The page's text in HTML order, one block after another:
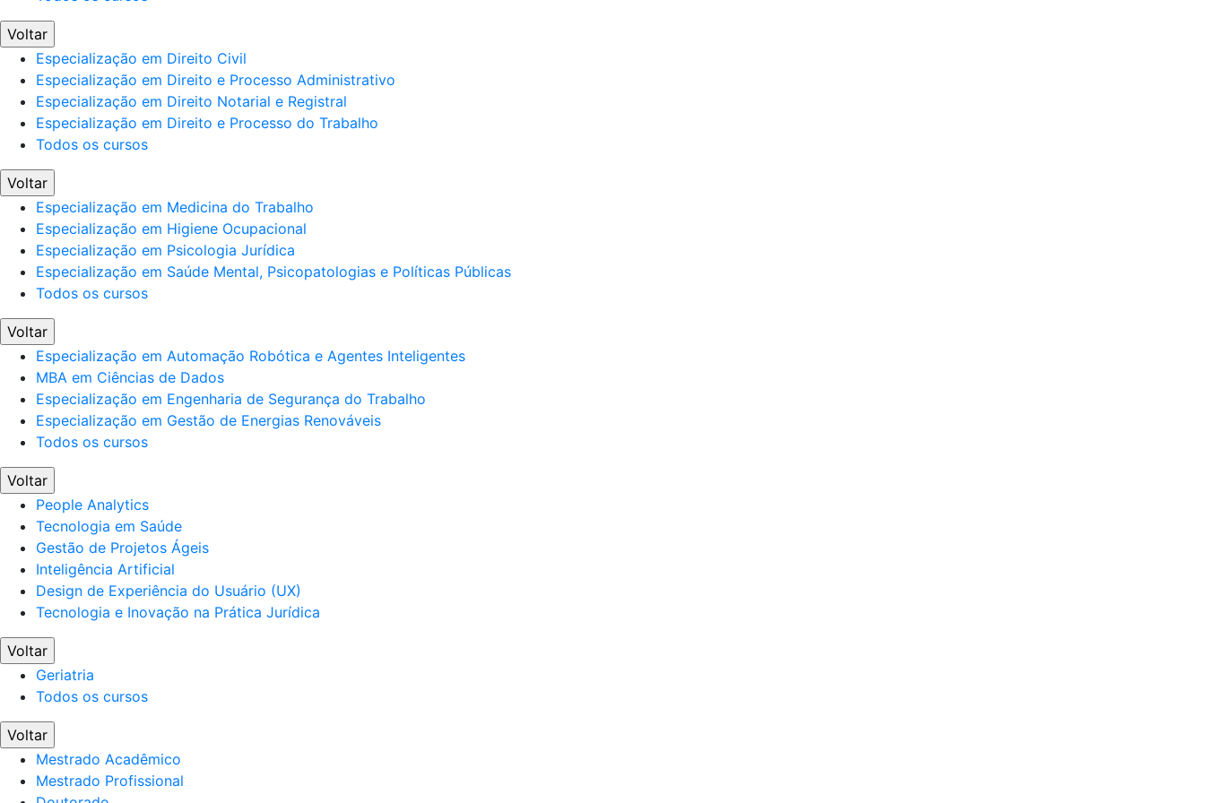
Voltar
Especialização em Direito Civil
Especialização em Direito e Processo Administrativo
Especialização em Direito Notarial e Registral
Especialização em Direito e Processo do Trabalho
Todos os cursos
Voltar
Especialização em Medicina do Trabalho
Especialização em Higiene Ocupacional
Especialização em Psicologia Jurídica
Especialização em Saúde Mental, Psicopatologias e Políticas Públicas
Todos os cursos
Voltar
Especialização em Automação Robótica e Agentes Inteligentes
MBA em Ciências de Dados
Especialização em Engenharia de Segurança do Trabalho
Especialização em Gestão de Energias Renováveis
Todos os cursos
Voltar
People Analytics
Tecnologia em Saúde
Gestão de Projetos Ágeis
Inteligência Artificial
Design de Experiência do Usuário (UX)
Tecnologia e Inovação na Prática Jurídica
Voltar
Geriatria
Todos os cursos
Voltar
Mestrado Acadêmico
Mestrado Profissional